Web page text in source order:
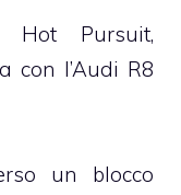
Hot Pursuit,
con l’Audi R8
un blocco